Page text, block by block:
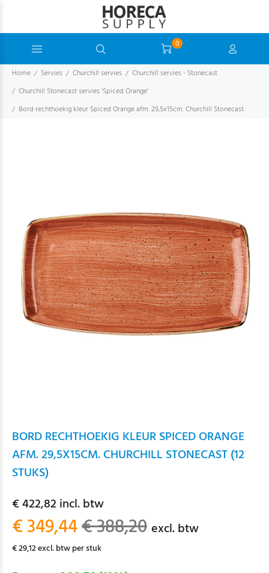
0
Home Servies Churchill servies
Churchill servies - Stonecast
Churchill Stonecast servies 'Spiced Orange'
Bord rechthoekig kleur Spiced Orange afm. 29,5x15cm. Churchill Stonecast
BORD RECHTHOEKIG KLEUR SPICED ORANGE
AFM. 29,5X15CM. CHURCHILL STONECAST (12
STUKS)
€ 422,82 incl. btw
€ 349,44€ 388,20 excl. btw
€ 29,12 excl. btw per stuk